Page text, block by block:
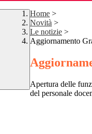
Home >
Novità >
Le notizie >
Aggiornamento
Apertura delle
del personale